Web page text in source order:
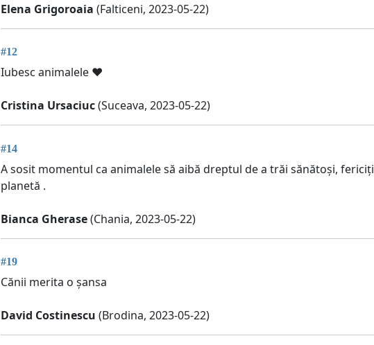
Elena Grigoroaia (Falticeni, 2023-05-22)
#12
Iubesc animalele ❤️
Cristina Ursaciuc(Suceava, 2023-05-22)
#14
A sosit momentul ca animalele să aibă dreptul de a trăi sănătoși,
planetă .
Bianca Gherase(Chania, 2023-05-22)
#19
Cănii merita o șansa
David Costinescu (Brodina, 2023-05-22)